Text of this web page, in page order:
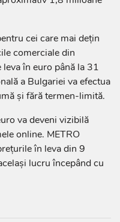
cei care mai dețin
comerciale din
în euro până la 31
a Bulgariei va efectua
și fără termen-limită.
va deveni vizibilă
online. METRO
în leva din 9
lucru începând cu